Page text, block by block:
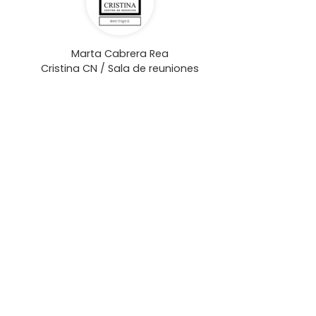
Marta Cabrera Rea
Cristina CN / Sala de reuniones